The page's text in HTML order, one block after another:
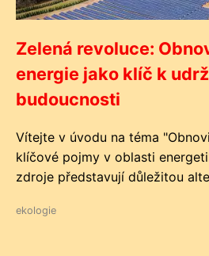
Zelená revoluce:
energie jako klíč k
budoucnosti
Vítejte v úvodu na téma
klíčové pojmy v oblasti
zdroje představují důležitou
ekologie